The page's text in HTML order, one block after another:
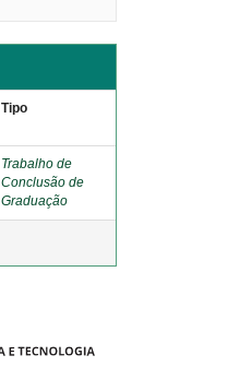
Tipo
Trabalho de
Conclusão de
Graduação